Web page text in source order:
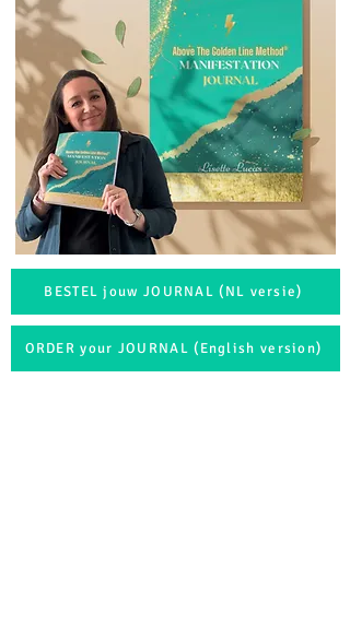
BESTEL jouw JOURNAL (NL versie)
ORDER your JOURNAL (English version)